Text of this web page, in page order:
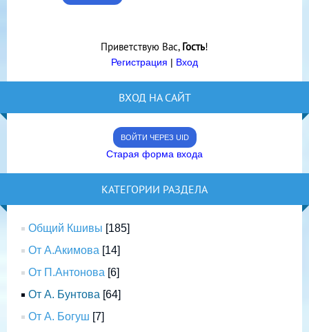
Приветствую Вас, Гость!
Регистрация | Вход
ВХОД НА САЙТ
ВОЙТИ ЧЕРЕЗ UID
Старая форма входа
КАТЕГОРИИ РАЗДЕЛА
Общий Кшивы [185]
От А.Акимова [14]
От П.Антонова [6]
От А. Бунтова [64]
От А. Богуш [7]